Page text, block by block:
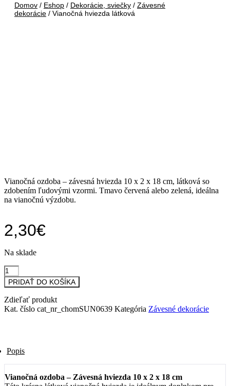
Domov / Eshop / Dekorácie, sviečky / Závesné
dekorácie / Vianočná hviezda látková
Vianočná ozdoba – závesná hviezda 10 x 2 x 18 cm, látková so
zdobením ľudovými vzormi. Tmavo červená alebo zelená, ideálna
na vianočnú výzdobu.
2,30€
Na sklade
množstvo
Vianočná
hviezda
látková
PRIDAŤ DO KOŠÍKA
Zdieľať produkt
Kat. číslo cat_nr_chomSUN0639 Kategória Závesné dekorácie
Popis
Vianočná ozdoba – Závesná hviezda 10 x 2 x 18 cm